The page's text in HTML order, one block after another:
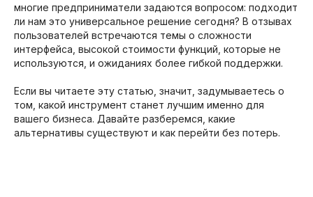
многие предприниматели задаются вопросом: подходит
ли нам это универсальное решение сегодня? В отзывах
пользователей встречаются темы о сложности
интерфейса, высокой стоимости функций, которые не
используются, и ожиданиях более гибкой поддержки.
Если вы читаете эту статью, значит, задумываетесь о
том, какой инструмент станет лучшим именно для
вашего бизнеса. Давайте разберемся, какие
альтернативы существуют и как перейти без потерь.